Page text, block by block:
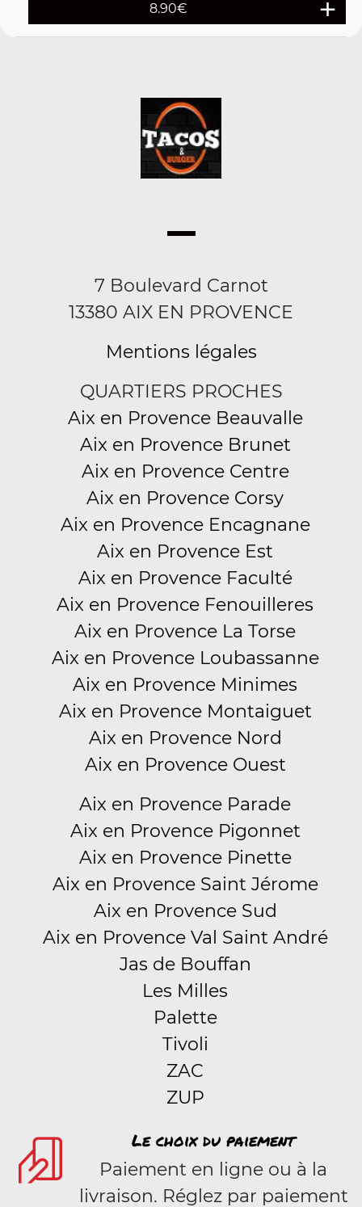
8.90€
7 Boulevard Carnot
13380 AIX EN PROVENCE
Mentions légales
QUARTIERS PROCHES
Aix en Provence Beauvalle
Aix en Provence Brunet
Aix en Provence Centre
Aix en Provence Corsy
Aix en Provence Encagnane
Aix en Provence Est
Aix en Provence Faculté
Aix en Provence Fenouilleres
Aix en Provence La Torse
Aix en Provence Loubassanne
Aix en Provence Minimes
Aix en Provence Montaiguet
Aix en Provence Nord
Aix en Provence Ouest
Aix en Provence Parade
Aix en Provence Pigonnet
Aix en Provence Pinette
Aix en Provence Saint Jérome
Aix en Provence Sud
Aix en Provence Val Saint André
Jas de Bouffan
Les Milles
Palette
Tivoli
ZAC
ZUP
Le choix du paiement
Paiement en ligne ou à la
livraison. Réglez par paiement